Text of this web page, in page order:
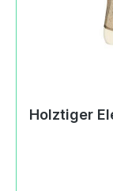
Holztiger